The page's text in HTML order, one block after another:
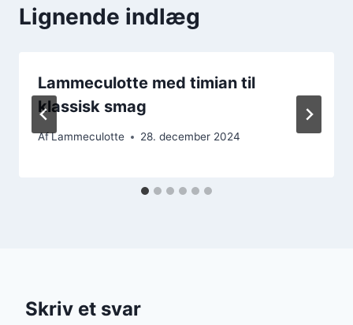
Lignende indlæg
Lammeculotte med timian til
klassisk smag
AfLammeculotte 28. december 2024
Skriv et svar